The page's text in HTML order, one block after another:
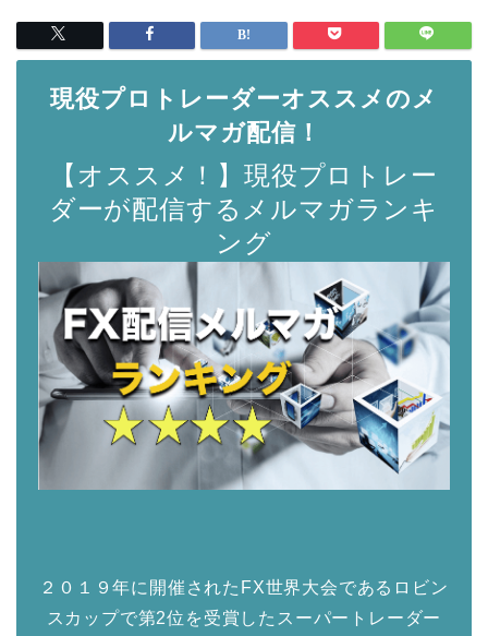
現役プロトレーダーオススメのメ
ルマガ配信！
【オススメ！】現役プロトレー
ダーが配信するメルマガランキ
ング
２０１９年に開催されたFX世界大会であるロビン
スカップで第2位を受賞したスーパートレーダー